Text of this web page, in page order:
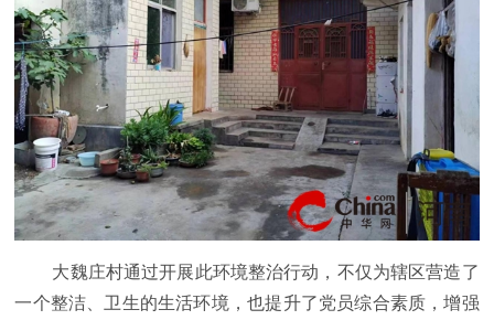
大魏庄村通过开展此环境整治行动，不仅为辖区营造了
一个整洁、卫生的生活环境，也提升了党员综合素质，增强